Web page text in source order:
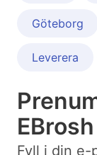
Göteborg
Leverera
Fyll i din e-